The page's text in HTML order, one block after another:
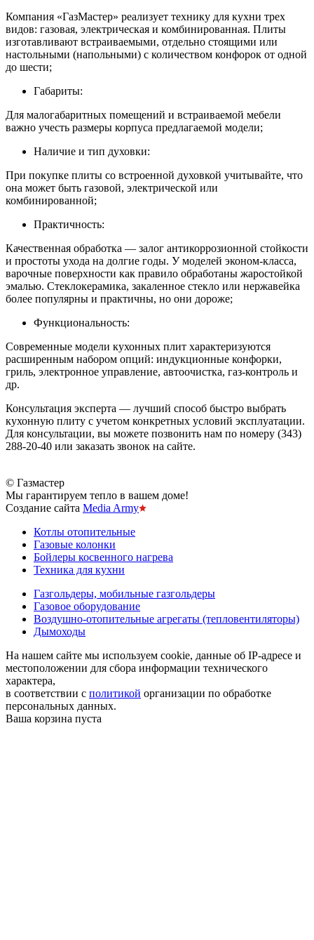
Компания «ГазМастер» реализует технику для кухни трех
видов: газовая, электрическая и комбинированная. Плиты
изготавливают встраиваемыми, отдельно стоящими или
настольными (напольными) с количеством конфорок от одной
до шести;
Габариты:
Для малогабаритных помещений и встраиваемой мебели
важно учесть размеры корпуса предлагаемой модели;
Наличие и тип духовки:
При покупке плиты со встроенной духовкой учитывайте, что
она может быть газовой, электрической или
комбинированной;
Практичность:
Качественная обработка — залог антикоррозионной стойкости
и простоты ухода на долгие годы. У моделей эконом-класса,
варочные поверхности как правило обработаны жаростойкой
эмалью. Стеклокерамика, закаленное стекло или нержавейка
более популярны и практичны, но они дороже;
Функциональность:
Современные модели кухонных плит характеризуются
расширенным набором опций: индукционные конфорки,
гриль, электронное управление, автоочистка, газ-контроль и
др.
Консультация эксперта — лучший способ быстро выбрать
кухонную плиту с учетом конкретных условий эксплуатации.
Для консультации, вы можете позвонить нам по номеру (343)
288-20-40 или заказать звонок на сайте.
© Газмастер
Мы гарантируем тепло в вашем доме!
Создание сайта Media Army
Котлы отопительные
Газовые колонки
Бойлеры косвенного нагрева
Техника для кухни
Газгольдеры, мобильные газгольдеры
Газовое оборудование
Воздушно-отопительные агрегаты (тепловентиляторы)
Дымоходы
На нашем сайте мы используем cookie, данные об IP-адресе и
местоположении для сбора информации технического
характера,
в соответствии с политикой организации по обработке
персональных данных.
Ваша корзина пуста